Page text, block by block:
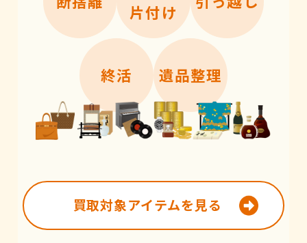
片付け
終活 遺品整理
買取対象アイテムを見る